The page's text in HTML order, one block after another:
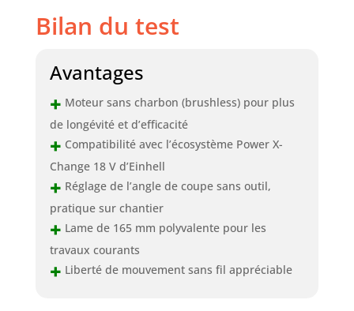
Bilan du test
Avantages
+ Moteur sans charbon (brushless) pour plus
de longévité et d’efficacité
+ Compatibilité avec l’écosystème Power X-
Change 18 V d’Einhell
+ Réglage de l’angle de coupe sans outil,
pratique sur chantier
+ Lame de 165 mm polyvalente pour les
travaux courants
+ Liberté de mouvement sans fil appréciable